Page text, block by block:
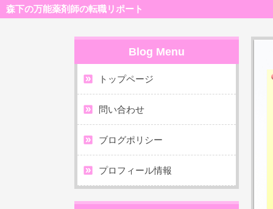
森下の万能薬剤師の転職リポート
Blog Menu
トップページ
問い合わせ
ブログポリシー
プロフィール情報